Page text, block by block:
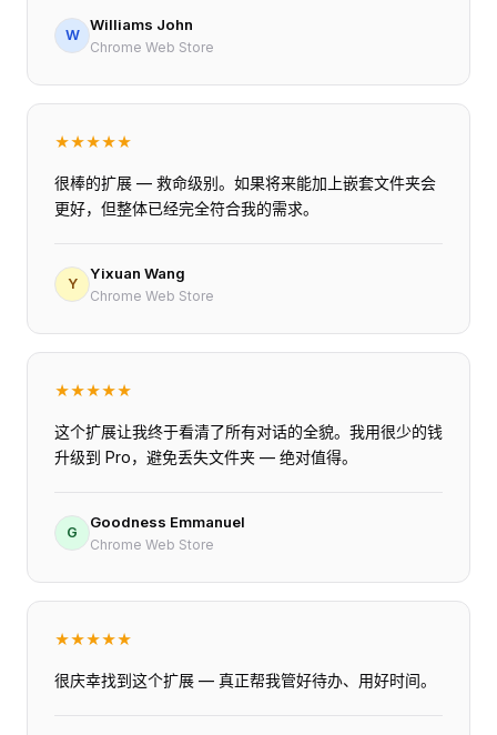
W
Williams John
Chrome Web Store
★★★★★
很棒的扩展 — 救命级别。如果将来能加上嵌套文件夹会
更好，但整体已经完全符合我的需求。
Y
Yixuan Wang
Chrome Web Store
★★★★★
这个扩展让我终于看清了所有对话的全貌。我用很少的钱
升级到 Pro，避免丢失文件夹 — 绝对值得。
G
Goodness Emmanuel
Chrome Web Store
★★★★★
很庆幸找到这个扩展 — 真正帮我管好待办、用好时间。